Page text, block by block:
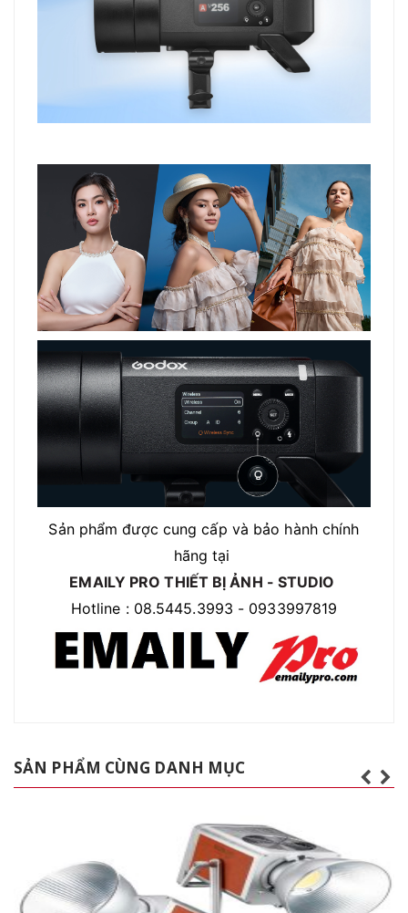
Sản phẩm được cung cấp và bảo hành chính
hãng tại
EMAILY PRO THIẾT BỊ ẢNH - STUDIO
Hotline : 08.5445.3993 - 0933997819
SẢN PHẨM CÙNG DANH MỤC